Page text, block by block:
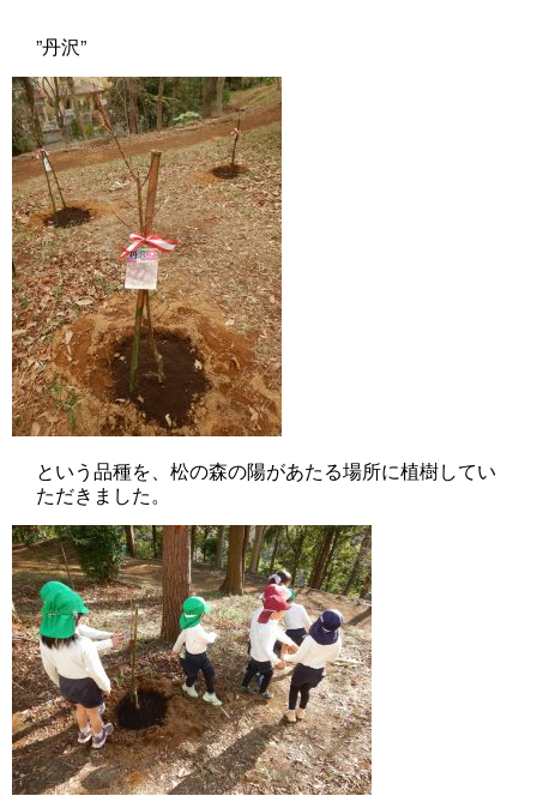
”丹沢”
という品種を、松の森の陽があたる場所に植樹してい
ただきました。